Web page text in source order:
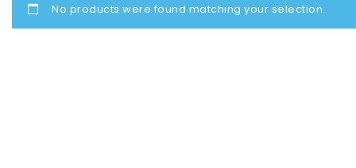
No products were found matching your selection.